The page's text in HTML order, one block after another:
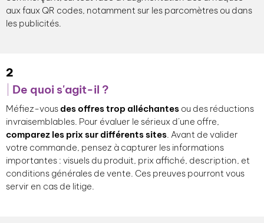
aux faux QR codes, notamment sur les parcomètres ou dans
les publicités.
2
De quoi s'agit-il ?
Méfiez-vousdes offres trop alléchantes ou des réductions
invraisemblables. Pour évaluer le sérieux d’une offre,
comparez les prix sur différents sites. Avant de valider
votre commande, pensez à capturer les informations
importantes : visuels du produit, prix affiché, description, et
conditions générales de vente. Ces preuves pourront vous
servir en cas de litige.